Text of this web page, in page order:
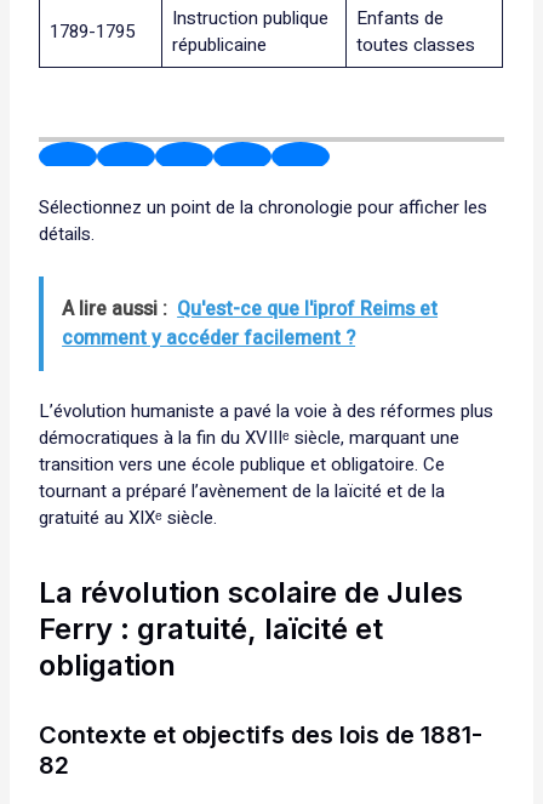
1789-1795
Instruction publique
républicaine
Enfants de
toutes classes
Sélectionnez un point de la chronologie pour afficher les
détails.
A lire aussi : Qu'est-ce que l'iprof Reims et
comment y accéder facilement ?
L’évolution humaniste a pavé la voie à des réformes plus
démocratiques à la fin du XVIIIᵉ siècle, marquant une
transition vers une école publique et obligatoire. Ce
tournant a préparé l’avènement de la laïcité et de la
gratuité au XIXᵉ siècle.
La révolution scolaire de Jules
Ferry : gratuité, laïcité et
obligation
Contexte et objectifs des lois de 1881-
82